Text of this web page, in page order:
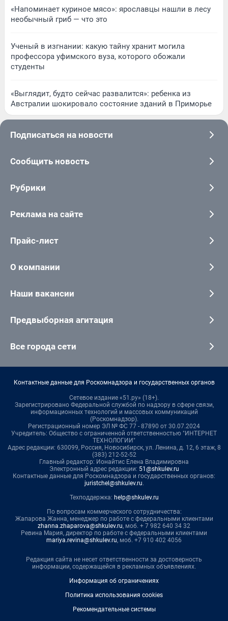
«Напоминает куриное мясо»: ярославцы нашли в лесу
необычный гриб — что это
Ученый в изгнании: какую тайну хранит могила
профессора уфимского вуза, которого обожали
студенты
«Выглядит, будто сейчас развалится»: ребенка из
Австралии шокировало состояние зданий в Приморье
Подписаться на новости
Сообщить новость
Рубрики
Реклама на сайте
Прайс-лист
О компании
Наши вакансии
Предвыборная агитация
Все города сети
Контактные данные для Роскомнадзора и государственных органов
Сетевое издание «51.ру» (18+).
Зарегистрировано Федеральной службой по надзору в сфере связи,
информационных технологий и массовых коммуникаций
(Роскомнадзор).
Регистрационный номер ЭЛ № ФС 77 - 87890 от 30.07.2024
Учредитель: Общество с ограниченной ответственностью "ИНТЕРНЕТ
ТЕХНОЛОГИИ"
Адрес редакции: 630099, Россия, Новосибирск, ул. Ленина, д. 12, 6 этаж, 8
(383) 212-52-52
Главный редактор: Ионайтис Елена Владимировна
Электронный адрес редакции: 51@shkulev.ru
Контактные данные для Роскомнадзора и государственных органов:
juristchel@shkulev.ru.
Техподдержка: help@shkulev.ru
По вопросам коммерческого сотрудничества:
Жапарова Жанна, менеджер по работе с федеральными клиентами
zhanna.zhaparova@shkulev.ru, моб. + 7 982 640 34 32
Ревина Мария, директор по работе с федеральными клиентами
mariya.revina@shkulev.ru, моб. +7 910 402 4056
Редакция сайта не несет ответственности за достоверность
информации, содержащейся в рекламных объявлениях.
Информация об ограничениях
Политика использования cookies
Рекомендательные системы